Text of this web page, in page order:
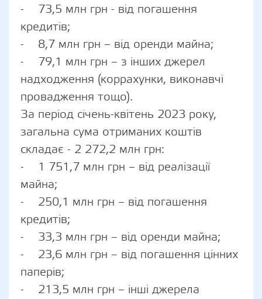
- 73,5 млн грн - від погашення
кредитів;
- 8,7 млн грн – від оренди майна;
- 79,1 млн грн – з інших джерел
надходження (коррахунки, виконавчі
провадження тощо).
За період січень-квітень 2023 року,
загальна сума отриманих коштів
складає - 2 272,2 млн грн:
- 1 751,7 млн грн – від реалізації
майна;
- 250,1 млн грн – від погашення
кредитів;
- 33,3 млн грн – від оренди майна;
- 23,6 млн грн – від погашення цінних
паперів;
- 213,5 млн грн – інші джерела